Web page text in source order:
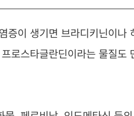
증이 생기면 브라디키닌이
로스타글란딘이라는 물질